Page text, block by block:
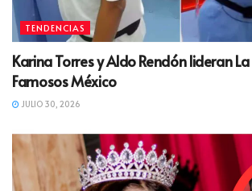
TENDENCIAS
Karina Torres y Aldo Rendón lideran
Famosos México
JULIO 30, 2026